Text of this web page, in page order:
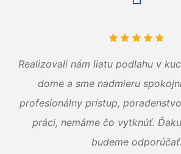
Realizovali nám liatu podlahu v
dome a sme nadmieru
profesionálny prístup,
práci, nemáme čo vytknúť.
budeme odporúčať.